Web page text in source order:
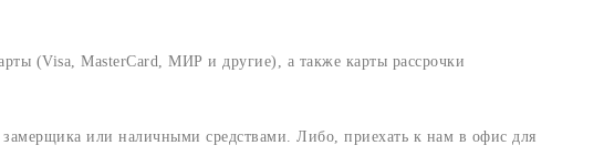
(Visa, MasterCard, МИР и другие), а также карты рассрочки
или наличными средствами. Либо, приехать к нам в офис для